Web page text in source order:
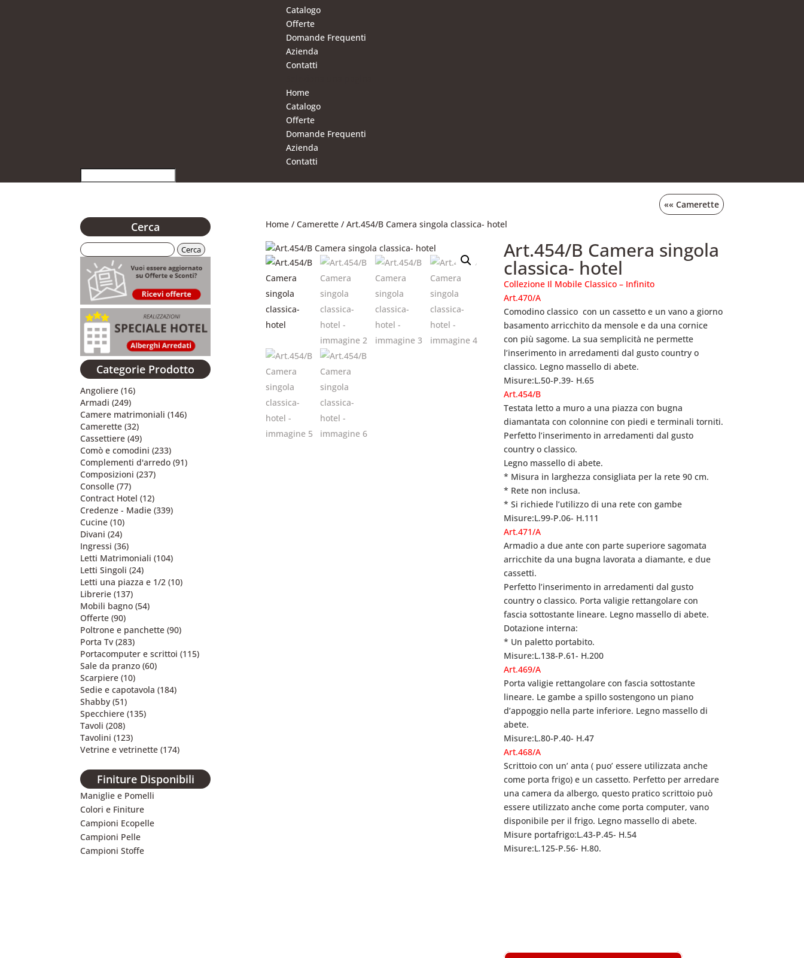
Catalogo
Offerte
Domande Frequenti
Azienda
Contatti
Home
Catalogo
Offerte
Domande Frequenti
Azienda
Contatti
Home/ Camerette/ Art.454/B Camera singola classica- hotel
«« Camerette
Art.454/B Camera singola
classica- hotel
Collezione Il Mobile Classico – Infinito
Art.470/A
Comodino classico con un cassetto e un vano a giorno
basamento arricchito da mensole e da una cornice
con più sagome. La sua semplicità ne permette
l’inserimento in arredamenti dal gusto country o
classico. Legno massello di abete.
Misure:L.50-P.39- H.65
Art.454/B
Testata letto a muro a una piazza con bugna
diamantata con colonnine con piedi e terminali torniti.
Perfetto l’inserimento in arredamenti dal gusto
country o classico.
Legno massello di abete.
* Misura in larghezza consigliata per la rete 90 cm.
* Rete non inclusa.
* Si richiede l’utilizzo di una rete con gambe
Misure:L.99-P.06- H.111
Art.471/A
Armadio a due ante con parte superiore sagomata
arricchite da una bugna lavorata a diamante, e due
cassetti.
Perfetto l’inserimento in arredamenti dal gusto
country o classico. Porta valigie rettangolare con
fascia sottostante lineare. Legno massello di abete.
Dotazione interna:
* Un paletto portabito.
Misure:L.138-P.61- H.200
Art.469/A
Porta valigie rettangolare con fascia sottostante
lineare. Le gambe a spillo sostengono un piano
d’appoggio nella parte inferiore. Legno massello di
abete.
Misure:L.80-P.40- H.47
Art.468/A
Scrittoio con un’ anta ( puo’ essere utilizzata anche
come porta frigo) e un cassetto. Perfetto per arredare
una camera da albergo, questo pratico scrittoio può
essere utilizzatoanche come porta computer, vano
disponibile per il frigo. Legno massello di abete.
Misure portafrigo:L.43-P.45- H.54
Misure:L.125-P.56- H.80.
Cerca
Ricerca
per:
Categorie Prodotto
Angoliere (16)
Armadi (249)
Camere matrimoniali (146)
Camerette (32)
Cassettiere (49)
Comò e comodini (233)
Complementi d'arredo (91)
Composizioni (237)
Consolle (77)
Contract Hotel (12)
Credenze - Madie (339)
Cucine (10)
Divani (24)
Ingressi (36)
Letti Matrimoniali (104)
Letti Singoli (24)
Letti una piazza e 1/2 (10)
Librerie (137)
Mobili bagno (54)
Offerte (90)
Poltrone e panchette (90)
Porta Tv (283)
Portacomputer e scrittoi (115)
Sale da pranzo (60)
Scarpiere (10)
Sedie e capotavola (184)
Shabby (51)
Specchiere (135)
Tavoli (208)
Tavolini (123)
Vetrine e vetrinette (174)
Finiture Disponibili
Maniglie e Pomelli
Colori e Finiture
Campioni Ecopelle
Campioni Pelle
Campioni Stoffe